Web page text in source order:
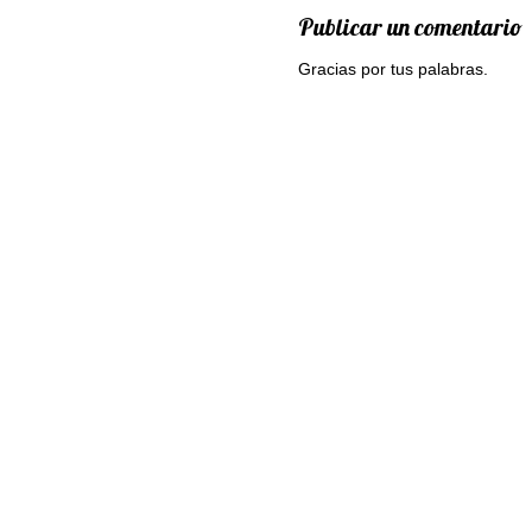
Publicar un comentario
Gracias por tus palabras.